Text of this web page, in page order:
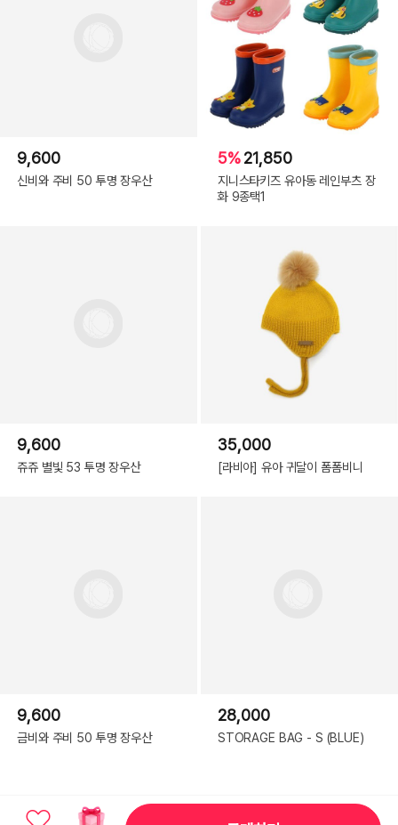
9,600
신비와 주비 50 투명 장우산
5%21,850
지니스타키즈 유아동 레인부츠 장
화 9종택1
9,600
쥬쥬 별빛 53 투명 장우산
35,000
[라비아] 유아 귀달이 폼폼비니
9,600
금비와 주비 50 투명 장우산
28,000
STORAGE BAG - S (BLUE)